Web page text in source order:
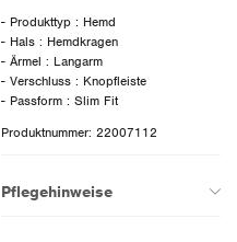
- Produkttyp : Hemd
- Hals : Hemdkragen
- Ärmel : Langarm
- Verschluss : Knopfleiste
- Passform : Slim Fit
Produktnummer: 22007112
Pflegehinweise